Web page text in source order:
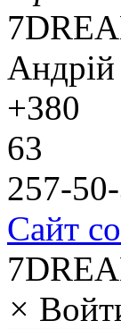
+380
63
257-
Сайт
×